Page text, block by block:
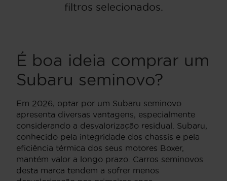
filtros selecionados.
É boa ideia comprar um
Subaru seminovo?
Em 2026, optar por um Subaru seminovo
apresenta diversas vantagens, especialmente
considerando a desvalorização residual. Subaru,
conhecido pela integridade dos chassis e pela
eficiência térmica dos seus motores Boxer,
mantém valor a longo prazo. Carros seminovos
desta marca tendem a sofrer menos